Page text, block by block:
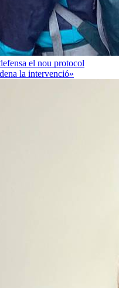
el nou protocol
la intervenció»